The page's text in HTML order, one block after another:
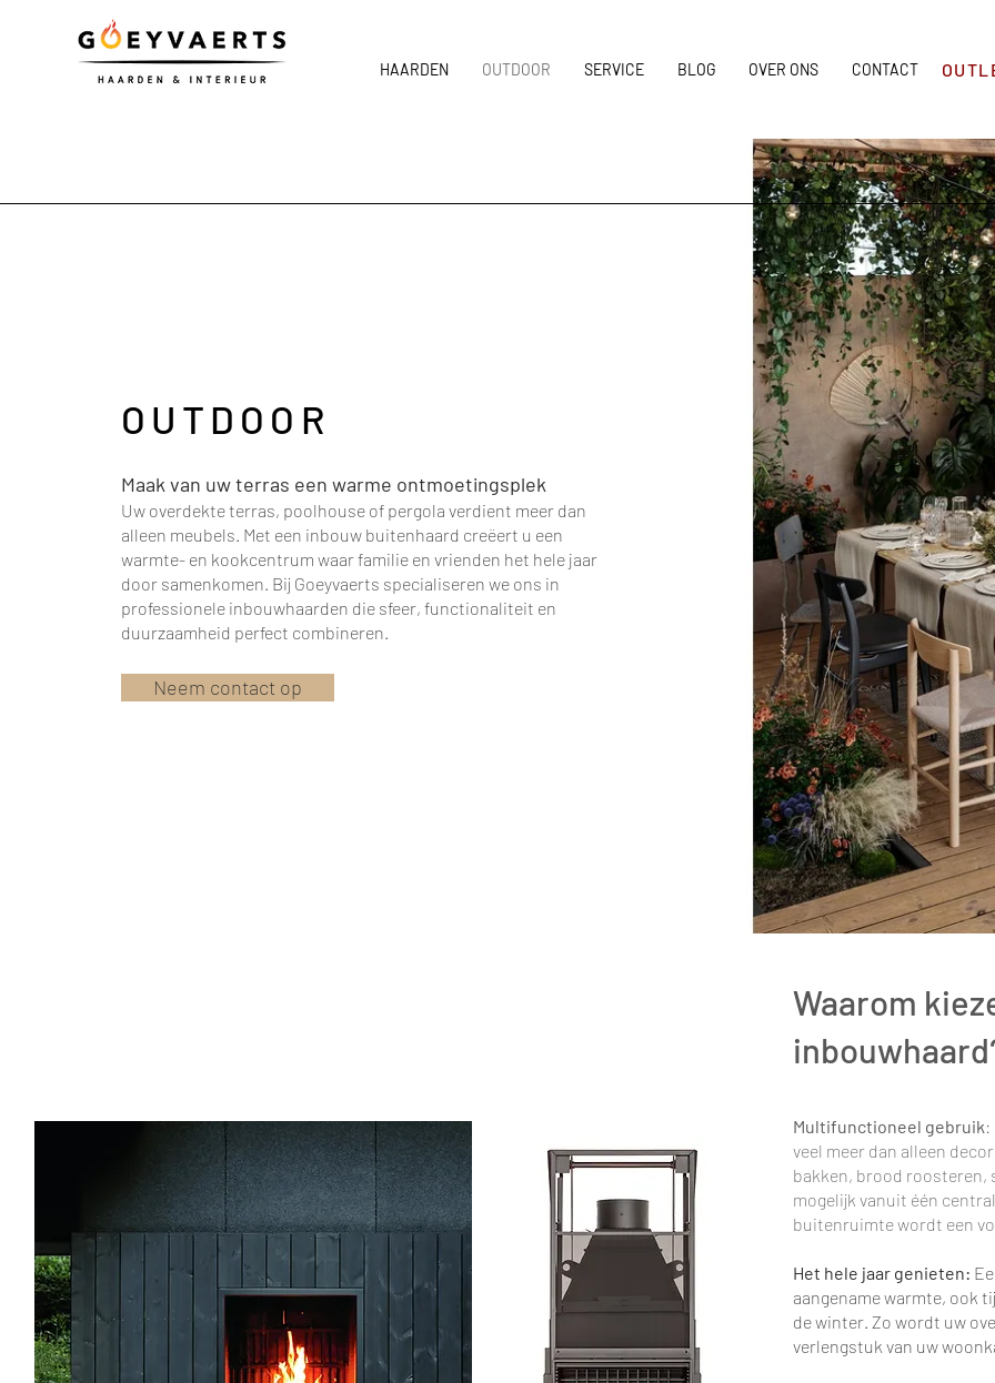
HAARDEN OUTDOOR SERVICE BLOG OVER ONS CONTACT
OUTDOOR
Maak van uw terras een warme ontmoetingsplek
Uw overdekte terras, poolhouse of pergola verdient meer dan
alleen meubels. Met een inbouw buitenhaard creëert u een
warmte- en kookcentrum waar familie en vrienden het hele jaar
door samenkomen. Bij Goeyvaerts specialiseren we ons in
professionele inbouwhaarden die sfeer, functionaliteit en
duurzaamheid perfect combineren.
Neem contact op
Waarom
Multifunctioneel gebruik
veel meer dan alleen
bakken, brood roosteren,
mogelijk vanuit één
buitenruimte wordt een
Het hele jaar genieten:
aangename warmte, ook
de winter. Zo wordt uw
verlengstuk van uw